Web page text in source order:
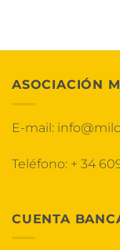
ASOCIACIÓN
E-mail:
Teléfono: + 34
CUENTA